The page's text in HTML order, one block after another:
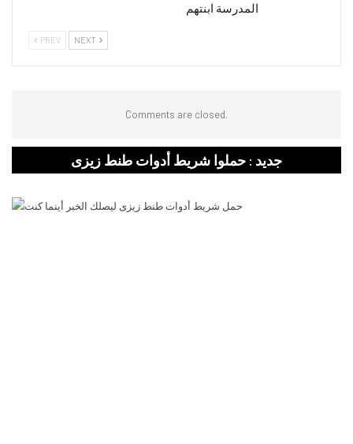
المدرسة ابنتهم
PREV NEXT
Comments are closed.
جديد : حملوا شريط أدوات طنط زيزى